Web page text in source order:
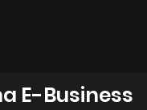
E-Business